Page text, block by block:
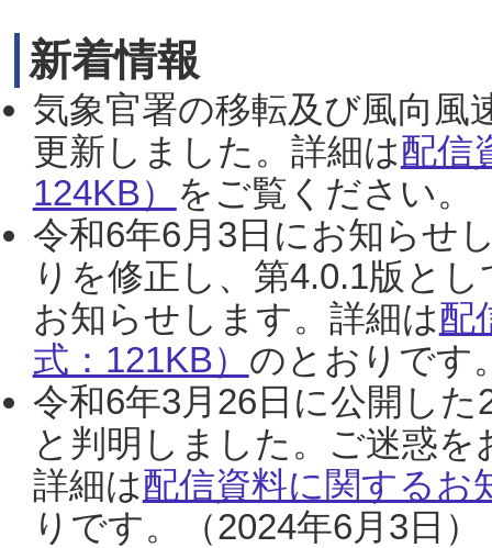
新着情報
気象官署の移転及び風向風
更新しました。詳細は配信
124KB） をご覧ください。
令和6年6月3日にお知らせ
りを修正し、第4.0.1版と
お知らせします。詳細は配
式：121KB） のとおりです
令和6年3月26日に公開し
と判明しました。ご迷惑
詳細は配信資料に関するお
りです。（2024年6月3日）